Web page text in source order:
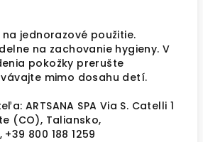
na jednorazové použitie.
na zachovanie hygieny. V
pokožky prerušte
mimo dosahu detí.
ARTSANA SPA Via S. Catelli 1
(CO), Taliansko,
800 188 1259